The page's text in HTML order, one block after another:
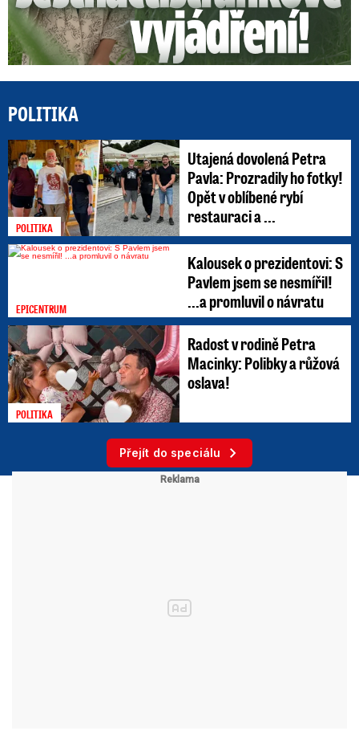
POLITIKA
POLITIKA
Utajená dovolená Petra
Pavla: Prozradily ho fotky!
Opět v oblíbené rybí
restauraci a ...
EPICENTRUM
Kalousek o prezidentovi: S
Pavlem jsem se nesmířil!
...a promluvil o návratu
POLITIKA
Radost v rodině Petra
Macinky: Polibky a růžová
oslava!
Přejít do speciálu